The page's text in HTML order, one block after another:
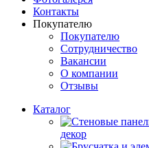
Контакты
Покупателю
Покупателю
Сотрудничество
Вакансии
О компании
Отзывы
Каталог
декор